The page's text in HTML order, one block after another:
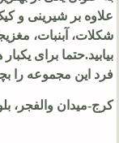
علاوه بر شیرینی و
شکلات، آبنبات،
بیابید.حتما برای
فرد این مجموعه را
کرج-میدان والفجر،